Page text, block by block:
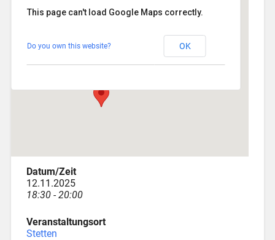
Veranstaltungen
This page can't load Google Maps correctly.
Do you own this website? OK
Datum/Zeit
12.11.2025
18:30 - 20:00
Veranstaltungsort
Stetten